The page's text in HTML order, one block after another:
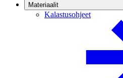
Materiaalit
Kalastusohjeet